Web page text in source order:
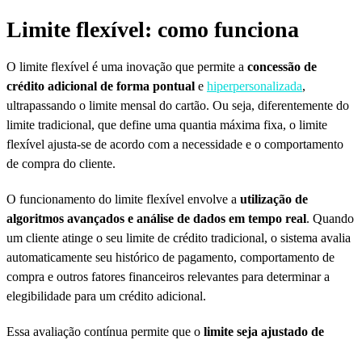
Limite flexível: como funciona
O limite flexível é uma inovação que permite a concessão de
crédito adicional de forma pontual e hiperpersonalizada,
ultrapassando o limite mensal do cartão. Ou seja, diferentemente do
limite tradicional, que define uma quantia máxima fixa, o limite
flexível ajusta-se de acordo com a necessidade e o comportamento
de compra do cliente.
O funcionamento do limite flexível envolve a utilização de
algoritmos avançados e análise de dados em tempo real. Quando
um cliente atinge o seu limite de crédito tradicional, o sistema avalia
automaticamente seu histórico de pagamento, comportamento de
compra e outros fatores financeiros relevantes para determinar a
elegibilidade para um crédito adicional.
Essa avaliação contínua permite que o limite seja ajustado de